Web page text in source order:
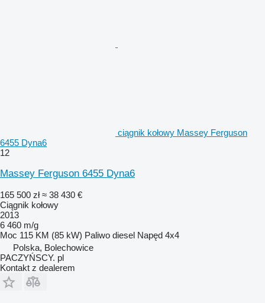
ciągnik kołowy Massey Ferguson
6455 Dyna6
12
Massey Ferguson 6455 Dyna6
165 500 zł ≈ 38 430 €
Ciągnik kołowy
2013
6 460 m/g
Moc 115 KM (85 kW) Paliwo diesel Napęd 4x4
Polska, Bolechowice
PACZYŃSCY. pl
Kontakt z dealerem